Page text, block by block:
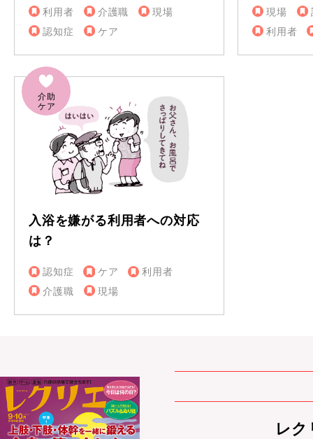
利用者 介護職
現場
認知症
ケア
現場
利用者
入浴を嫌がる利用者への対応
は？
認知症 ケア
利用者
介護職
現場
レ